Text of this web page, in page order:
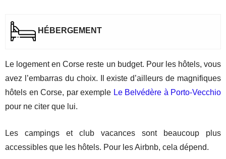
H É BERGEMENT
Le logement en Corse reste un budget. Pour les hôtels, vous
avez l’embarras du choix. Il existe d’ailleurs de magnifiques
hôtels en Corse, par exemple Le Belvédère à Porto-Vecchio
pour ne citer que lui.
Les campings et club vacances sont beaucoup plus
accessibles que les hôtels. Pour les Airbnb, cela dépend.